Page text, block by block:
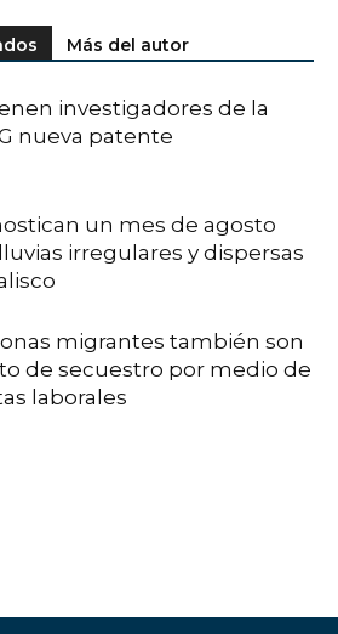
Más del autor
investigadores de la
nueva patente
un mes de agosto
irregulares y dispersas
migrantes también son
de secuestro por medio de
laborales